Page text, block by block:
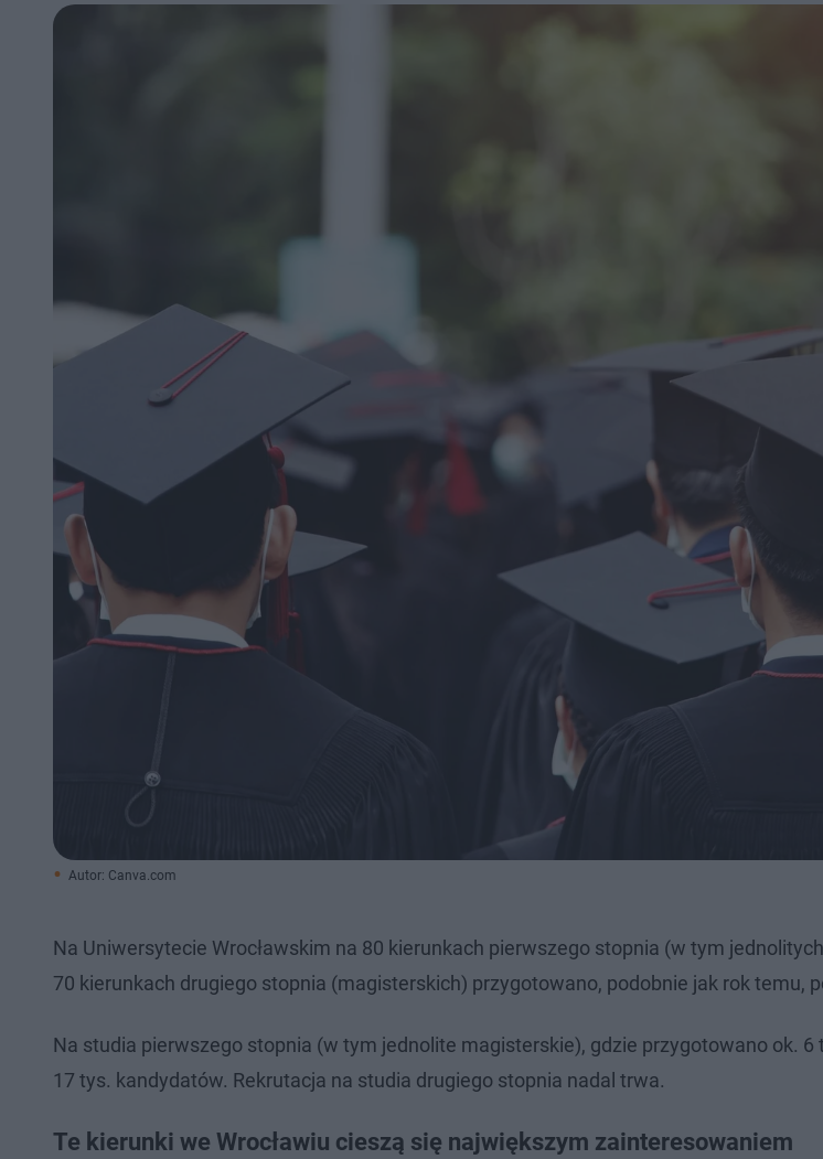
Autor: Canva.com
Na Uniwersytecie Wrocławskim na 80 kierunkach pierwszego stopnia (w tym
70 kierunkach drugiego stopnia (magisterskich) przygotowano, podobnie jak rok temu,
Na studia pierwszego stopnia (w tym jednolite magisterskie), gdzie przygotowano ok. 6
17 tys. kandydatów. Rekrutacja na studia drugiego stopnia nadal trwa.
Te kierunki we Wrocławiu cieszą się największym zainteresowaniem